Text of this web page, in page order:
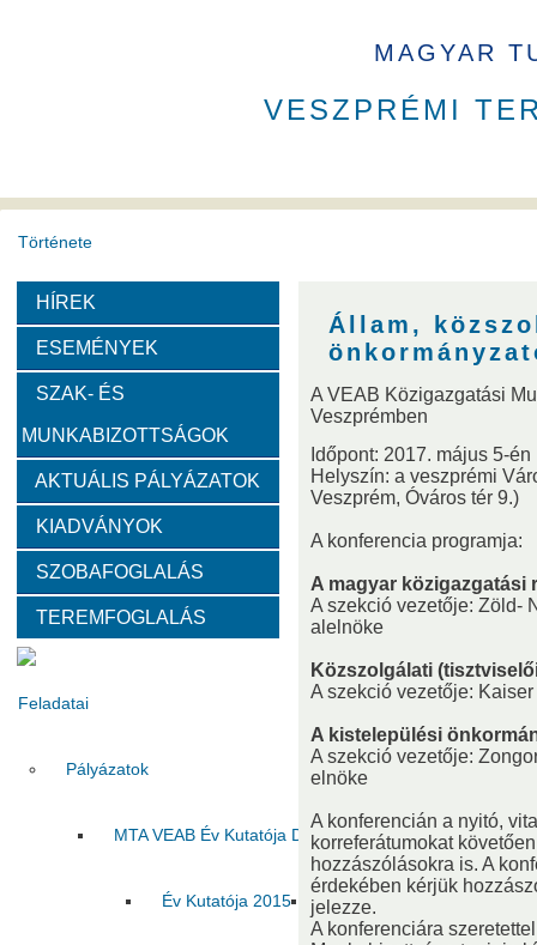
MAGYAR
VESZPRÉMI
Története
A VEAB története Eddigi VEAB elnökök
Díjak
Emlékérem
Szervezeti felépítése
Választott vezetők Nem akadémikus
Tanácskozási jogú tagok SZMSZ Testületek
Feladatai
Pályázatok
MTA VEAB Év Kutatója Díj
Év Kutatója 2015 Év Kutatója 2016
HÍREK
ESEMÉNYEK
SZAK- ÉS
MUNKABIZOTTSÁGOK
AKTUÁLIS PÁLYÁZATOK
KIADVÁNYOK
SZOBAFOGLALÁS
TEREMFOGLALÁS
Állam,
A VEAB Közigazgatási
Veszprémben
Időpont: 2017. május 5-
Helyszín: a veszprémi
Veszprém, Óváros tér 9.)
A konferencia programja:
A magyar közigazgatási
A szekció vezetője: Zöld-
alelnöke
Közszolgálati
A szekció vezetője:
A kistelepülési
A szekció vezetője:
elnöke
A konferencián a nyitó,
korreferátumokat
hozzászólásokra is. A
érdekében kérjük
jelezze.
A konferenciára